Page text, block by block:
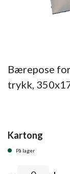
Bærepose
trykk,
Kartong
På lager